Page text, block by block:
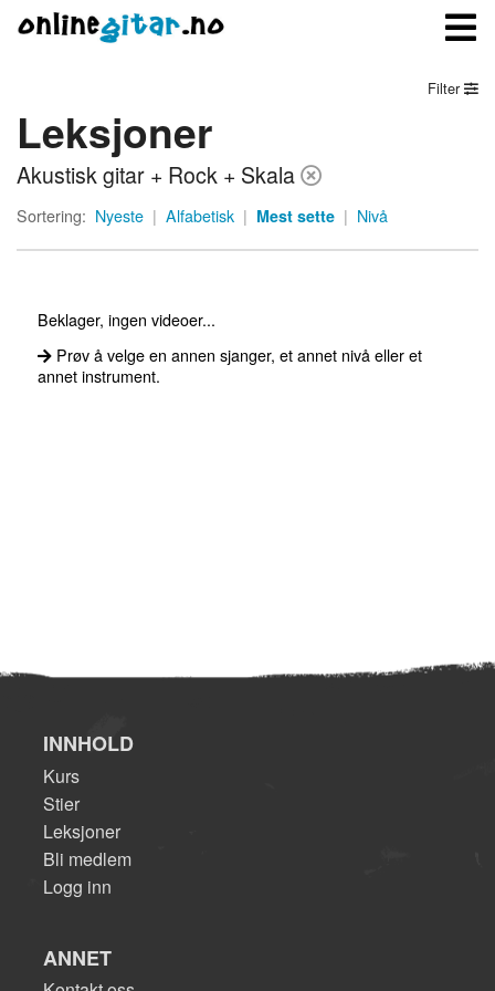
Meny
Logg inn
Filter
Leksjoner
Akustisk gitar + Rock + Skala
Sortering: Nyeste | Alfabetisk | Mest sette | Nivå
Beklager, ingen videoer...
Prøv å velge en annen sjanger, et annet nivå eller et
annet instrument.
INNHOLD
Kurs
Stier
Leksjoner
Bli medlem
Logg inn
ANNET